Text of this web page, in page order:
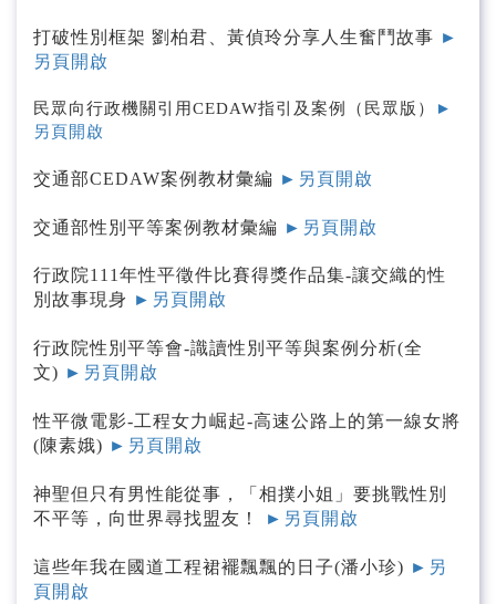
打破性別框架 劉柏君、黃偵玲分享人生奮鬥故事 ►
另頁開啟
民眾向行政機關引用CEDAW指引及案例（民眾版）
►
另頁開啟
交通部CEDAW案例教材彙編 ►另頁開啟
交通部性別平等案例教材彙編 ►另頁開啟
行政院111年性平徵件比賽得獎作品集-讓交織的性
別故事現身 ►另頁開啟
行政院性別平等會-識讀性別平等與案例分析(全
文) ►另頁開啟
性平微電影-工程女力崛起-高速公路上的第一線女將
(陳素娥) ►另頁開啟
神聖但只有男性能從事，「相撲小姐」要挑戰性別
不平等，向世界尋找盟友！
►另頁開啟
這些年我在國道工程裙襬飄飄的日子(潘小珍) ►另
頁開啟